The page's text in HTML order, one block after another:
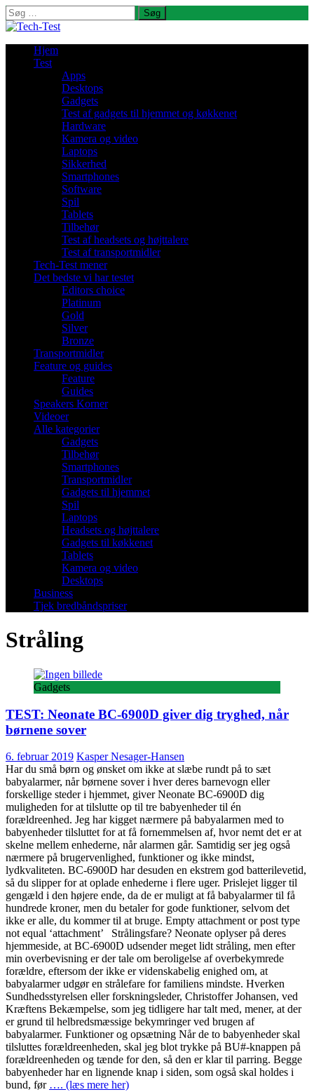
Søg
efter:
Hjem
Test
Apps
Desktops
Gadgets
Test af gadgets til hjemmet og køkkenet
Hardware
Kamera og video
Laptops
Sikkerhed
Smartphones
Software
Spil
Tablets
Tilbehør
Test af headsets og højttalere
Test af transportmidler
Tech-Test mener
Det bedste vi har testet
Editors choice
Platinum
Gold
Silver
Bronze
Transportmidler
Feature og guides
Feature
Guides
Speakers Korner
Videoer
Alle kategorier
Gadgets
Tilbehør
Smartphones
Transportmidler
Gadgets til hjemmet
Spil
Laptops
Headsets og højttalere
Gadgets til køkkenet
Tablets
Kamera og video
Desktops
Business
Tjek bredbåndspriser
Stråling
Gadgets
TEST: Neonate BC-6900D giver dig tryghed, når
børnene sover
6. februar 2019 Kasper Nesager-Hansen
Har du små børn og ønsket om ikke at slæbe rundt på to sæt
babyalarmer, når børnene sover i hver deres barnevogn eller
forskellige steder i hjemmet, giver Neonate BC-6900D dig
muligheden for at tilslutte op til tre babyenheder til én
forældreenhed. Jeg har kigget nærmere på babyalarmen med to
babyenheder tilsluttet for at få fornemmelsen af, hvor nemt det er at
skelne mellem enhederne, når alarmen går. Samtidig ser jeg også
nærmere på brugervenlighed, funktioner og ikke mindst,
lydkvaliteten. BC-6900D har desuden en ekstrem god batterilevetid,
så du slipper for at oplade enhederne i flere uger. Prislejet ligger til
gengæld i den højere ende, da de er muligt at få babyalarmer til få
hundrede kroner, men du betaler for gode funktioner, selvom det
ikke er alle, du kommer til at bruge. Empty attachment or post type
not equal ‘attachment’ Strålingsfare? Neonate oplyser på deres
hjemmeside, at BC-6900D udsender meget lidt stråling, men efter
min overbevisning er der tale om beroligelse af overbekymrede
forældre, eftersom der ikke er videnskabelig enighed om, at
babyalarmer udgør en strålefare for familiens mindste. Hverken
Sundhedsstyrelsen eller forskningsleder, Christoffer Johansen, ved
Kræftens Bekæmpelse, som jeg tidligere har talt med, mener, at der
er grund til helbredsmæssige bekymringer ved brugen af
babyalarmer. Funktioner og opsætning Når de to babyenheder skal
tilsluttes forældreenheden, skal jeg blot trykke på BU#-knappen på
forældreenheden og tænde for den, så den er klar til parring. Begge
babyenheder har en lignende knap i siden, som også skal holdes i
bund, før …. (læs mere her)